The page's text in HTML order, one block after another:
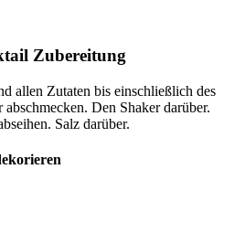
Zubereitung
allen Zutaten bis einschließlich des
Den Shaker darüber.
Salz darüber.